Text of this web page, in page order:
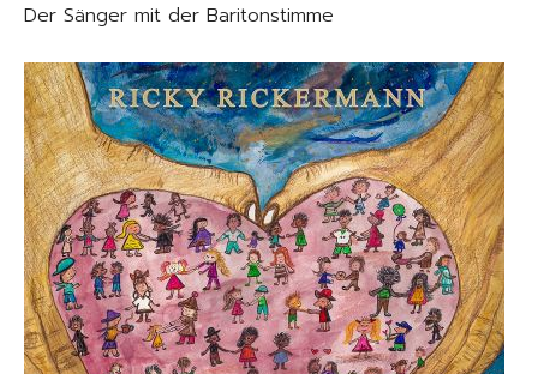
Der Sänger mit der Baritonstimme